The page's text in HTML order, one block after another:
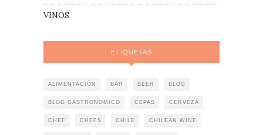
VINOS
ETIQUETAS
ALIMENTACIÓN BAR BEER BLOG
BLOG GASTRONOMICO CEPAS CERVEZA
CHEF CHEFS CHILE CHILEAN WINE